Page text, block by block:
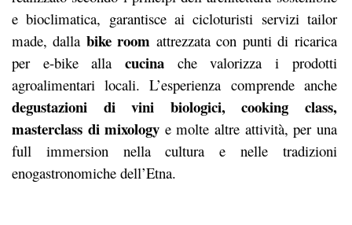
e bioclimatica, garantisce ai cicloturisti servizi tailor
made, dalla bike room attrezzata con punti di ricarica
per e-bike allacucina che valorizza i prodotti
agroalimentari locali. L’esperienza comprende anche
degustazioni di vini biologici, cooking class,
masterclass di mixology e molte altre attività, per una
full immersion nella cultura e nelle tradizioni
enogastronomiche dell’Etna.